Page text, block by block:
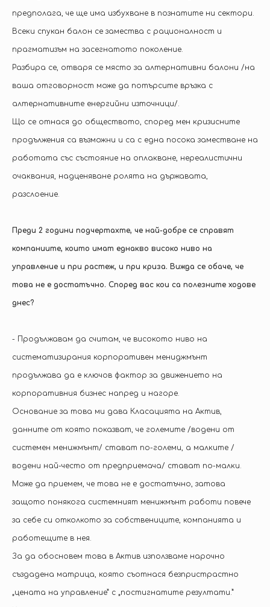
предполага, че ще има избухване в познатите ни сектори.
Всеки спукан балон се замества с рационалност и
прагматизъм на засегнатото поколение.
Разбира се, отваря се място за алтернативни балони /на
ваша отговорност може да потърсите връзка с
алтернативните енергийни източници/.
Що се отнася до обществото, според мен кризисните
продължения са възможни и са с една посока заместване на
работата със състояние на оплакване, нереалистични
очаквания, надценяване ролята на държавата,
разслоение.
Преди 2 години подчертахте, че най-добре се справят
компаниите, които имат еднакво високо ниво на
управление и при растеж, и при криза. Вижда се обаче, че
това не е достатъчно. Според вас кои са полезните ходове
днес?
- Продължавам да считам, че високото ниво на
систематизирания корпоративен мениджмънт
продължава да е ключов фактор за движението на
корпоративния бизнес напред и нагоре.
Основание за това ми дава Класацията на Актив,
данните от която показват, че големите /водени от
системен менижмънт/ стават по-големи, а малките /
водени най-често от предприемача/ стават по-малки.
Може да приемем, че това не е достатъчно, затова
защото понякога системният менижмънт работи повече
за себе си отколкото за собствениците, компанията и
работещите в нея.
За да обосновем това в Актив използваме нарочно
създадена матрица, която съотнася безпристрастно
„цената на управление” с „постигнатите резултати.”